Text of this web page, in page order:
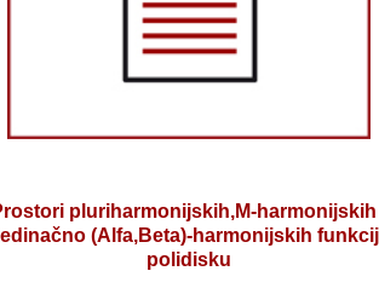
pluriharmonijskih,M-harmonijskih
(Alfa,Beta)-harmonijskih
polidisku